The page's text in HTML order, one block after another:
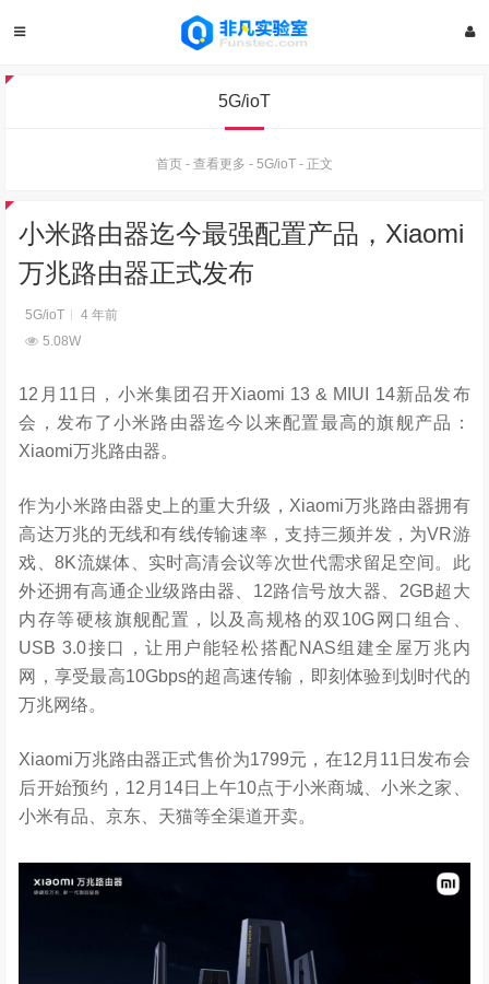
5G/ioT
首页 - 查看更多 - 5G/ioT - 正文
小米路由器迄今最强配置产品，Xiaomi
万兆路由器正式发布
5G/ioT
4 年前
5.08W
12月11日，小米集团召开Xiaomi 13 & MIUI 14新品发布
会，发布了小米路由器迄今以来配置最高的旗舰产品：
Xiaomi万兆路由器。
作为小米路由器史上的重大升级，Xiaomi万兆路由器拥有
高达万兆的无线和有线传输速率，支持三频并发，为VR游
戏、8K流媒体、实时高清会议等次世代需求留足空间。此
外还拥有高通企业级路由器、12路信号放大器、2GB超大
内存等硬核旗舰配置，以及高规格的双10G网口组合、
USB 3.0接口，让用户能轻松搭配NAS组建全屋万兆内
网，享受最高10Gbps的超高速传输，即刻体验到划时代的
万兆网络。
Xiaomi万兆路由器正式售价为1799元，在12月11日发布会
后开始预约，12月14日上午10点于小米商城、小米之家、
小米有品、京东、天猫等全渠道开卖。